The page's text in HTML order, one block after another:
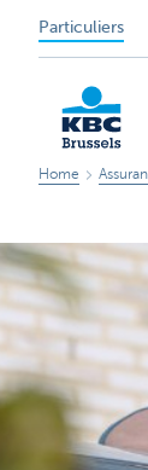
Particuliers
KBC
Home